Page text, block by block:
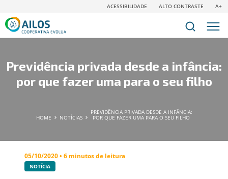
ACESSIBILIDADE ALTO CONTRASTE A+
Previdência privada desde a infância:
por que fazer uma para o seu filho
HOME NOTÍCIAS
PREVIDÊNCIA PRIVADA DESDE A INFÂNCIA:
POR QUE FAZER UMA PARA O SEU FILHO
05/10/2020 • 6 minutos de leitura
NOTÍCIA